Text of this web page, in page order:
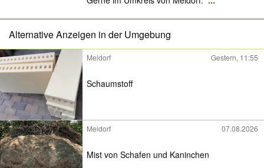
Alternative Anzeigen in der Umgebung
Meldorf Gestern, 11:55
Schaumstoff
Meldorf 07.08.2026
Mist von Schafen und Kaninchen